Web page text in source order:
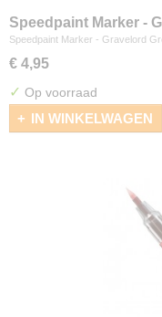
Speedpaint Marker -
Speedpaint Marker - Gravelord
€ 4,95
✓ Op voorraad
IN WINKELWAGEN